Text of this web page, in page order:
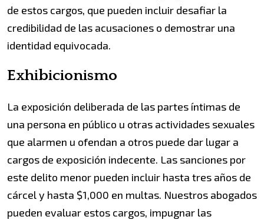
de estos cargos, que pueden incluir desafiar la
credibilidad de las acusaciones o demostrar una
identidad equivocada.
Exhibicionismo
La exposición deliberada de las partes íntimas de
una persona en público u otras actividades sexuales
que alarmen u ofendan a otros puede dar lugar a
cargos de exposición indecente. Las sanciones por
este delito menor pueden incluir hasta tres años de
cárcel y hasta $1,000 en multas. Nuestros abogados
pueden evaluar estos cargos, impugnar las